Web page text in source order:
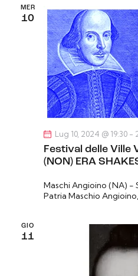
MER
10
Festival delle Ville
(NON) ERA
Lug 10, 2024 @ 19:30 -
Maschi Angioino (NA) -
Patria Maschio
GIO
11